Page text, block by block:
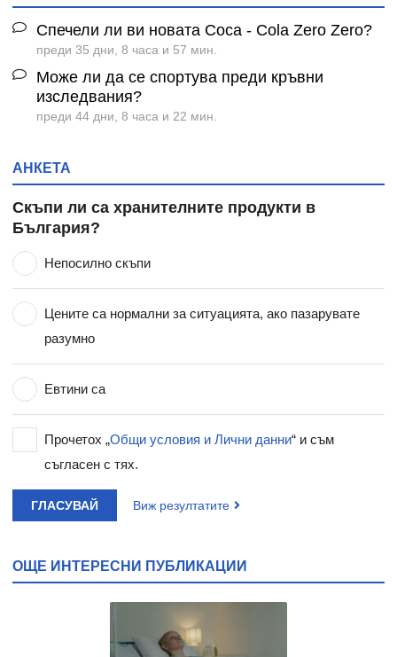
Спечели ли ви новата Coca - Cola Zero Zero?
преди 35 дни, 8 часа и 57 мин.
Може ли да се спортува преди кръвни
изследвания?
преди 44 дни, 8 часа и 22 мин.
АНКЕТА
Скъпи ли са хранителните продукти в
България?
Непосилно скъпи
Цените са нормални за ситуацията, ако пазарувате
разумно
Евтини са
Прочетох „Общи условия и Лични данни“ и съм
съгласен с тях.
ГЛАСУВАЙ Виж резултатите
ОЩЕ ИНТЕРЕСНИ ПУБЛИКАЦИИ